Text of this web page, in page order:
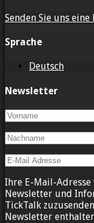
Senden Sie uns
Sprache
Deutsch
Newsletter
Ihre E-Mail-
Newsletter und
TickTalk
Newsletter